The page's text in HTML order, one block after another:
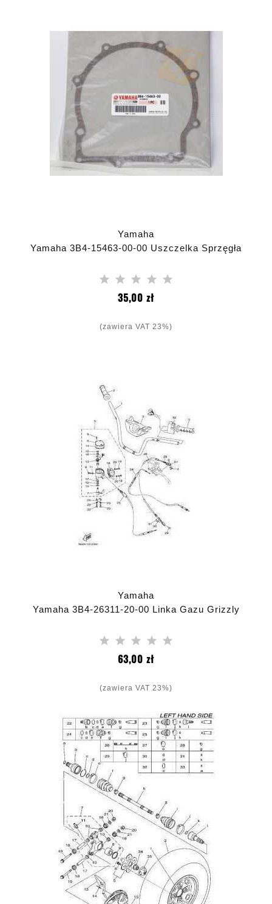
Yamaha
Yamaha 3B4-15463-00-00 Uszczelka Sprzęgła
35,00 złCena
(zawiera VAT 23%)
Yamaha
Yamaha 3B4-26311-20-00 Linka Gazu Grizzly
63,00 złCena
(zawiera VAT 23%)